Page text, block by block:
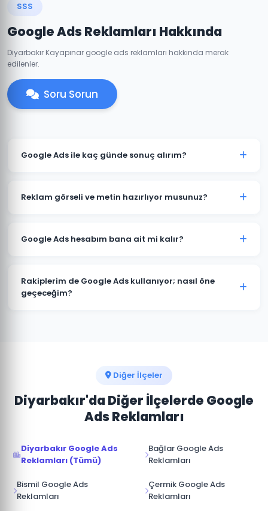
SSS
Google Ads Reklamları Hakkında
Diyarbakır Kayapınar google ads reklamları hakkında merak
edilenler.
Soru Sorun
Google Ads ile kaç günde sonuç alırım?
kampanyası genellikle 7-14 gün içinde anlamlı trafik
Reklam görseli ve metin hazırlıyor musunuz?
metinleri, görsel tasarımlar ve video reklamlar dahil
Google Ads hesabım bana ait mi kalır?
müşterimize aittir. Ajans erişimi yönetici (admin)
seviyesinde değil, reklam yöneticisi seviyesinde
Rakiplerim de Google Ads kullanıyor; nasıl öne
geçeceğim?
yöneterek üstünlük sağlıyoruz.
Diğer İlçeler
Diyarbakır'da Diğer İlçelerde Google
Ads Reklamları
Diyarbakır Google Ads
Reklamları (Tümü)
Bağlar Google Ads
Reklamları
Bismil Google Ads
Reklamları
Çermik Google Ads
Reklamları